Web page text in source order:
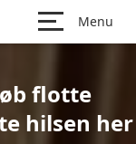
Menu
flotte
hilsen her